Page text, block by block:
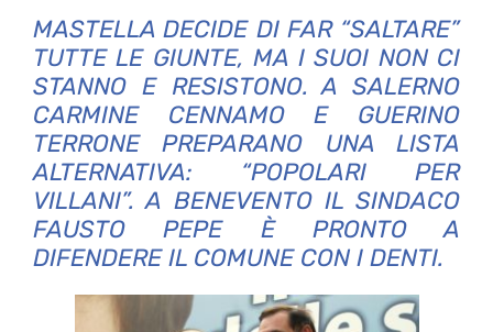
MASTELLA DECIDE DI FAR “SALTARE”
TUTTE LE GIUNTE, MA I SUOI NON CI
STANNO E RESISTONO. A SALERNO
CARMINE CENNAMO E GUERINO
TERRONE PREPARANO UNA LISTA
ALTERNATIVA: “POPOLARI PER
VILLANI”. A BENEVENTO IL SINDACO
FAUSTO PEPE È PRONTO A
DIFENDERE IL COMUNE CON I DENTI.